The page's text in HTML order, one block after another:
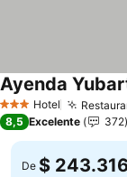
3 Estrellas
Hotel
Ayenda
8,5 Excelente 372
De $